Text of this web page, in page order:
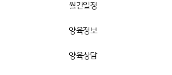
월간일정
양육정보
양육상담